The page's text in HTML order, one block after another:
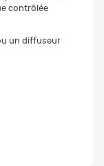
contrôlée
un diffuseur